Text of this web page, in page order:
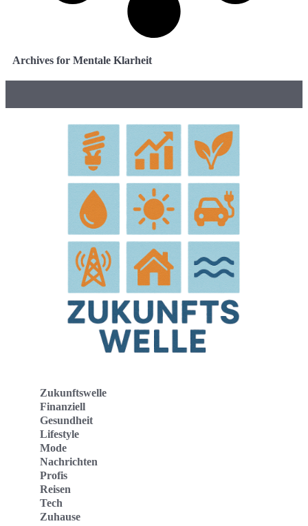
Archives for Mentale Klarheit
Zukunftswelle
Finanziell
Gesundheit
Lifestyle
Mode
Nachrichten
Profis
Reisen
Tech
Zuhause